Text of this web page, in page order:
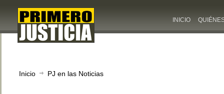
INICIO
Inicio PJ en las Noticias